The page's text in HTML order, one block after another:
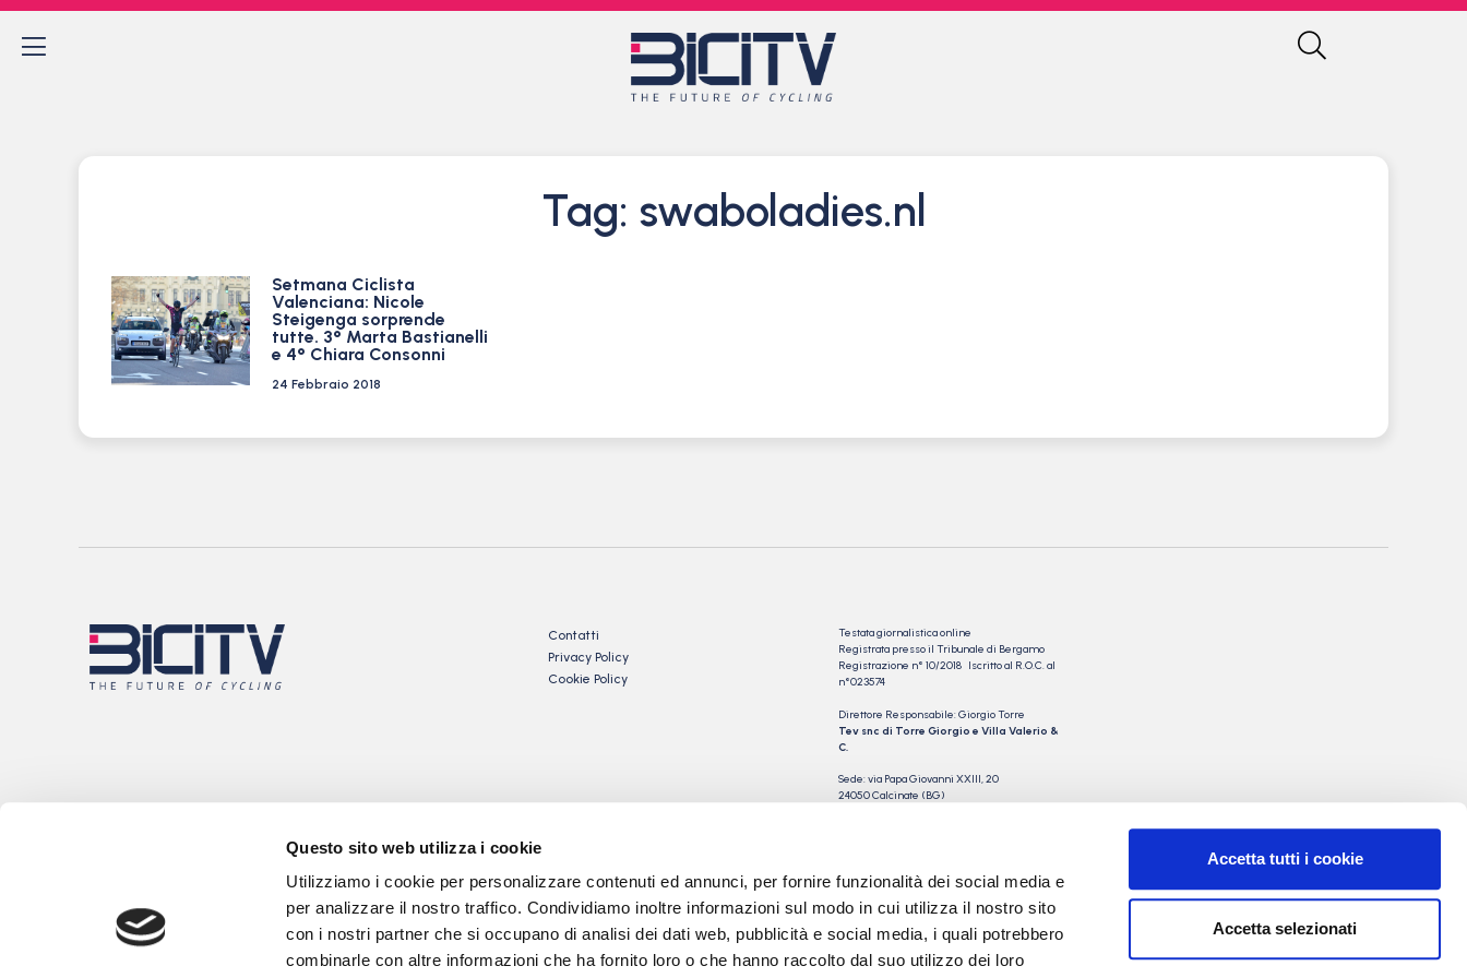
Questo sito web utilizza i cookie
Utilizziamo i cookie per personalizzare contenuti ed annunci, per fornire funzionalità dei social media e
per analizzare il nostro traffico. Condividiamo inoltre informazioni sul modo in cui utilizza il nostro sito
con i nostri partner che si occupano di analisi dei dati web, pubblicità e social media, i quali potrebbero
combinarle con altre informazioni che ha fornito loro o che hanno raccolto dal suo utilizzo dei loro
Accetta tutti i cookie
Accetta selezionati
Tag: swaboladies.nl
Setmana Ciclista
Valenciana: Nicole
Steigenga sorprende
tutte. 3° Marta Bastianelli
e 4° Chiara Consonni
24 Febbraio 2018
Contatti
Privacy Policy
Cookie Policy
Testata giornalistica online
Registrata presso il Tribunale di Bergamo
Registrazione n° 10/2018 Iscritto al R.O.C. al
n°023574
Direttore Responsabile: Giorgio Torre
Tev snc di Torre Giorgio e Villa Valerio &
C.
Sede: via Papa Giovanni XXIII, 20
24050 Calcinate (BG)